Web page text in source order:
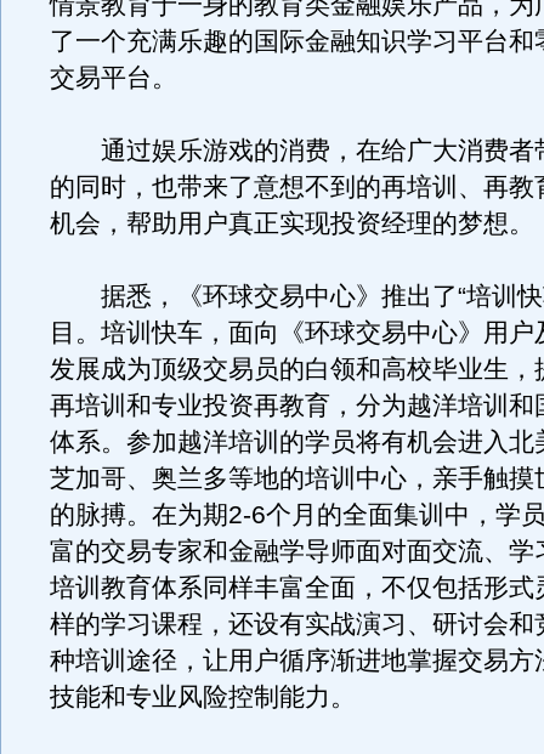
了一个充满乐趣的国际金融知识学习平台和
交易平台。
通过娱乐游戏的消费，在给广大消费者
的同时，也带来了意想不到的再培训、再教
机会，帮助用户真正实现投资经理的梦想。
据悉，《环球交易中心》推出了“培训快
目。培训快车，面向《环球交易中心》用户
发展成为顶级交易员的白领和高校毕业生，
再培训和专业投资再教育，分为越洋培训和
体系。参加越洋培训的学员将有机会进入北
芝加哥、奥兰多等地的培训中心，亲手触摸
的脉搏。在为期2-6个月的全面集训中，学
富的交易专家和金融学导师面对面交流、学
培训教育体系同样丰富全面，不仅包括形式
样的学习课程，还设有实战演习、研讨会和
种培训途径，让用户循序渐进地掌握交易方
技能和专业风险控制能力。